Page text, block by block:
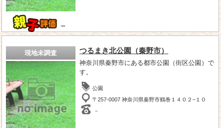
－
現地未調査 つるまき北公園（秦野市）
神奈川県秦野市にある都市公園（街区公園）で
す。
公園
〒257-0007 神奈川県秦野市鶴巻１４０２−１０
－